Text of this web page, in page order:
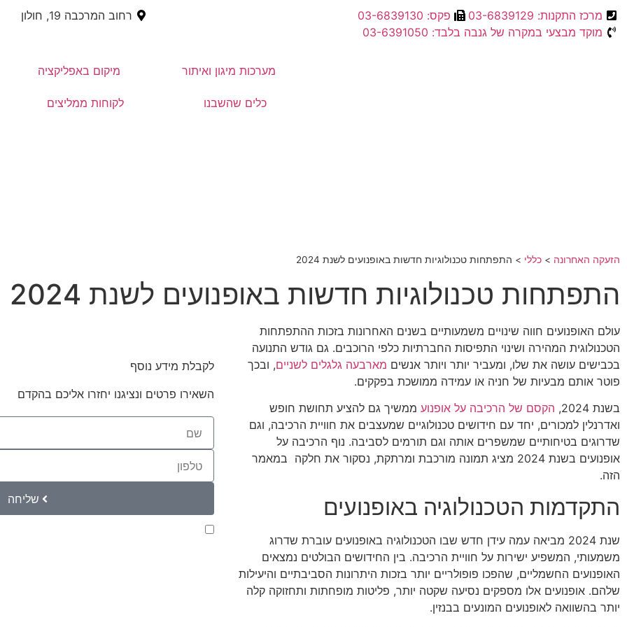
מרכז התקנות: 03-6839129
פקס: 03-6839130
מוקד מבצעי במקרה של גנבה בלבד: 03-6391050
רחוב המרכבה 19, חולון
מערכות מיגון ואיתור מיקום באפליקציה
כלים שהשבנו לקוחות ממליצים
הזעקה האחרונה > כללי > התפתחות טכנולוגיות חדשות באופנועים לשנת 2024
התפתחות טכנולוגיות חדשות באופנועים לשנת 2024
עולם האופנועים חווה שינויים משמעותיים בשנים האחרונות בזכות ההתפתחות
הטכנולוגית המהירה ושינוי התפיסות החברתיות כלפי הרוכבים. גם גודש התנועה
בכבישים עושה את שלו, ומעביר יותר ויותר אנשים מארבעה גלגלים לשניים, ובכך
פוטר אותם מבעיות של חניה או עמידה ממושכת בפקקים.
בשנת 2024,
הקסם של הרכיבה על אופנוע ממשיך גם להציע תחושת חופש
ואדרנלין למכורים, יחד עם חידושים טכנולוגיים שמעצבים את חוויית הרכיבה, וגם
שדרוגים בטיחותיים שמשפרים אותה וגם תורמים לסביבה. נוף הרכיבה על
אופנועים בשנת 2024 מציג תמונה מורכבת ומרתקת, נסקור את חלקה במאמר
הזה.
התקדמות הטכנולוגיה באופנועים
שנת 2024 מביאה עמה עידן חדש שבו הטכנולוגיה באופנועים עוברת שדרוג
משמעותי, המשפיע ישירות על חוויית הרכיבה. בין החידושים הבולטים נמצאים
האופנועים החשמליים, שהפכו פופולריים יותר בזכות היתרונות הסביבתיים והיעילות
שלהם. אופנועים אלו מספקים נסיעה שקטה יותר, פליטות מופחתות ותחזוקה קלה
יותר בהשוואה לאופנועים המונעים בבנזין.
לקבלת מידע נוסף
השאירו פרטים ונציגנו יחזרו אליכם בהקדם
שליחה